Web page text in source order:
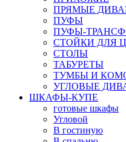
ПРЯМЫЕ
ПУФЫ
ПУФЫ-
СТОЙКИ ДЛЯ
СТОЛЫ
ТАБУРЕТЫ
ТУМБЫ И
УГЛОВЫЕ
ШКАФЫ-КУПЕ
готовые шкафы
Угловой
В гостиную